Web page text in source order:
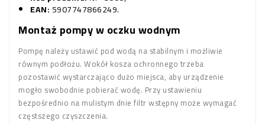
EAN: 5907747866249.
Montaż pompy w oczku wodnym
Pompę należy ustawić pod wodą na stabilnym i możliwie
równym podłożu. Wokół kosza ochronnego trzeba
pozostawić wystarczająco dużo miejsca, aby urządzenie
mogło swobodnie pobierać wodę. Przy ustawieniu
bezpośrednio na mulistym dnie filtr wstępny może wymagać
częstszego czyszczenia.